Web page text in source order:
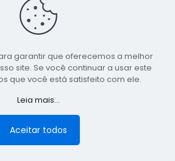
do Una - PE. CEP: 553370-128
(81) 99548-1569
- Assessoria de Comunicação da
de São Bento do Una - PE
LumusWeb - Agência Digital
garantir que oferecemos a melhor
site. Se você continuar a usar este
que você está satisfeito com ele.
Leia mais...
Aceitar todos